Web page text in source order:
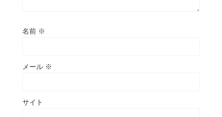
名前 ※
メール ※
サイト